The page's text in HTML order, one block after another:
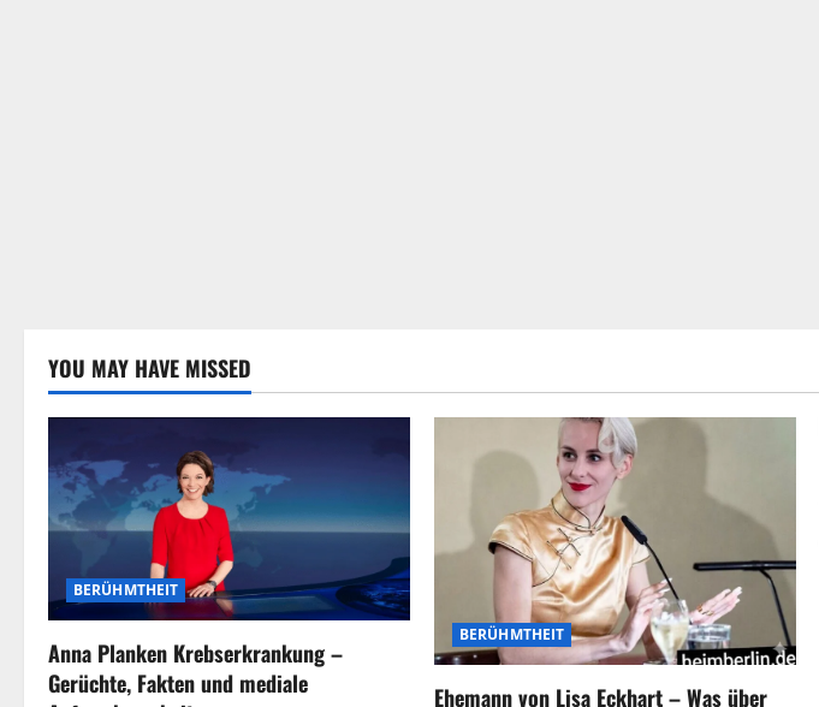
YOU MAY HAVE MISSED
BERÜHMTHEIT
Anna Planken Krebserkrankung –
Gerüchte, Fakten und mediale
BERÜHMTHEIT
Ehemann von Lisa Eckhart – Was über